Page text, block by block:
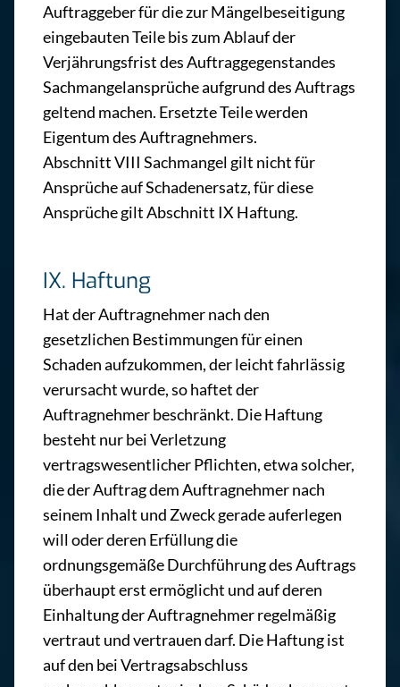
Auftraggeber für die zur Mängelbeseitigung
eingebauten Teile bis zum Ablauf der
Verjährungsfrist des Auftraggegenstandes
Sachmangelansprüche aufgrund des Auftrags
geltend machen. Ersetzte Teile werden
Eigentum des Auftragnehmers.
Abschnitt VIII Sachmangel gilt nicht für
Ansprüche auf Schadenersatz, für diese
Ansprüche gilt Abschnitt IX Haftung.
IX. Haftung
Hat der Auftragnehmer nach den
gesetzlichen Bestimmungen für einen
Schaden aufzukommen, der leicht fahrlässig
verursacht wurde, so haftet der
Auftragnehmer beschränkt. Die Haftung
besteht nur bei Verletzung
vertragswesentlicher Pflichten, etwa solcher,
die der Auftrag dem Auftragnehmer nach
seinem Inhalt und Zweck gerade auferlegen
will oder deren Erfüllung die
ordnungsgemäße Durchführung des Auftrags
überhaupt erst ermöglicht und auf deren
Einhaltung der Auftragnehmer regelmäßig
vertraut und vertrauen darf. Die Haftung ist
auf den bei Vertragsabschluss